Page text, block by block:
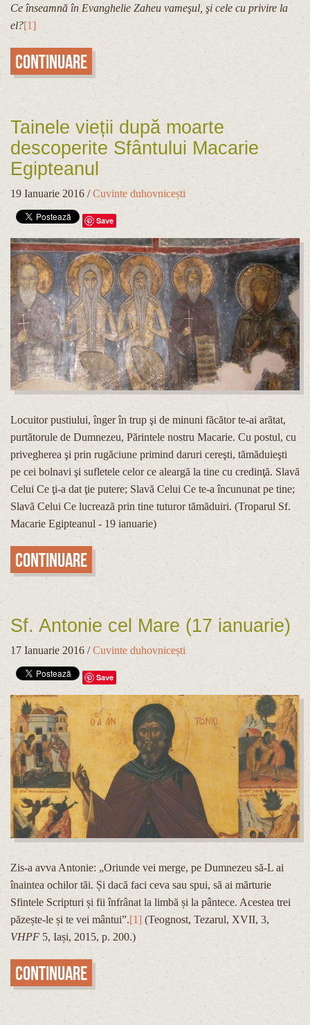
Ce înseamnă în Evanghelie Zaheu vameşul, şi cele cu privire la
el?[1]
Continuare
Tainele vieții după moarte
descoperite Sfântului Macarie
Egipteanul
19 Ianuarie 2016 /Cuvinte duhovnicești
Save
Locuitor pustiului, înger în trup şi de minuni făcător te-ai arătat,
purtătorule de Dumnezeu, Părintele nostru Macarie. Cu postul, cu
privegherea şi prin rugăciune primind daruri cereşti, tămăduieşti
pe cei bolnavi şi sufletele celor ce aleargă la tine cu credinţă. Slavă
Celui Ce ţi-a dat ţie putere; Slavă Celui Ce te-a încununat pe tine;
Slavă Celui Ce lucrează prin tine tuturor tămăduiri. (Troparul Sf.
Macarie Egipteanul - 19 ianuarie)
Continuare
Sf. Antonie cel Mare (17 ianuarie)
17 Ianuarie 2016 /Cuvinte duhovnicești
Save
Zis-a avva Antonie: „Oriunde vei merge, pe Dumnezeu să-L ai
înaintea ochilor tăi. Și dacă faci ceva sau spui, să ai mărturie
Sfintele Scripturi și fii înfrânat la limbă și la pântece. Acestea trei
păzește-le și te vei mântui”.[1] (Teognost, Tezarul, XVII, 3,
VHPF 5, Iași, 2015, p. 200.)
Continuare